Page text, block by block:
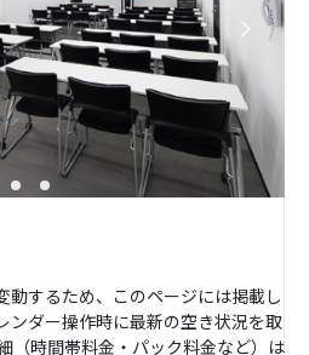
動するため、このページには掲載し
ンダー操作時に最新の空き状況を取
（時間帯料金・パック料金など）は